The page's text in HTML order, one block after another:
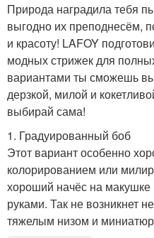
Природа наградила тебя
выгодно их преподнесём,
и красоту! LAFOY
модных стрижек для
вариантами ты сможешь
дерзкой, милой и
выбирай сама!
1. Градуированный боб
Этот вариант особенно
колорированием или
хороший начёс на
руками. Так не возникнет
тяжелым низом и